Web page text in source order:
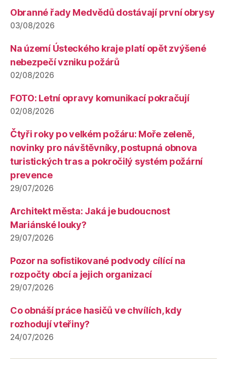
Obranné řady Medvědů dostávají první obrysy
03/08/2026
Na území Ústeckého kraje platí opět zvýšené
nebezpečí vzniku požárů
02/08/2026
FOTO: Letní opravy komunikací pokračují
02/08/2026
Čtyři roky po velkém požáru: Moře zeleně,
novinky pro návštěvníky, postupná obnova
turistických tras a pokročilý systém požární
prevence
29/07/2026
Architekt města: Jaká je budoucnost
Mariánské louky?
29/07/2026
Pozor na sofistikované podvody cílící na
rozpočty obcí a jejich organizací
29/07/2026
Co obnáší práce hasičů ve chvílích, kdy
rozhodují vteřiny?
24/07/2026